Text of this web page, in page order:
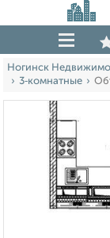
Ногинск
3‑комнатные